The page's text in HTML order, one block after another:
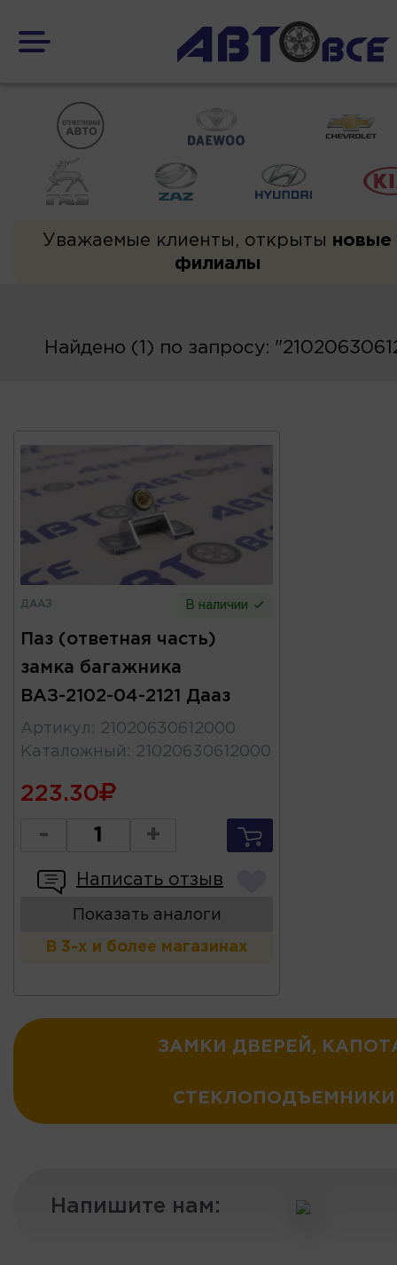
Уважаемые клиенты, открыты новые
филиалы
Найдено (1) по запросу:
ДААЗ В наличии
Паз (ответная часть)
замка багажника
ВАЗ-2102-04-2121 Дааз
Артикул : 21020630612000
Каталожный : 21020630612000
223.30
- +
Написать отзыв
Показать аналоги
В 3-х и более магазинах
ЗАМКИ ДВЕРЕЙ,
СТЕКЛОПОДЪЕМНИКИ
Напишите нам: